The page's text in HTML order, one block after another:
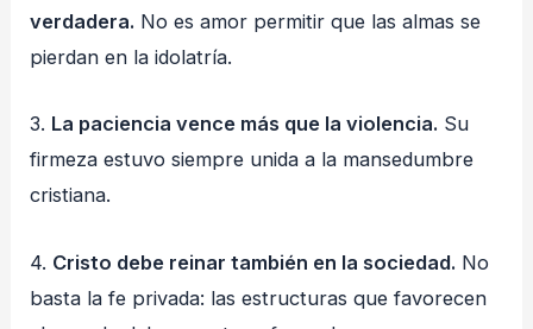
verdadera. No es amor permitir que las almas se
pierdan en la idolatría.
3. La paciencia vence más que la violencia. Su
firmeza estuvo siempre unida a la mansedumbre
cristiana.
4. Cristo debe reinar también en la sociedad. No
basta la fe privada: las estructuras que favorecen